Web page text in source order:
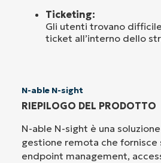
Ticketing:
Gli utenti trovano
ticket all’interno dello
N-able N-sight
RIEPILOGO DEL PRODOTTO
N-able N-sight è una
gestione remota che
endpoint management,